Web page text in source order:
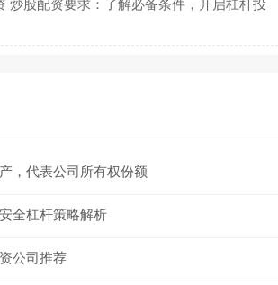
，代表公司所有权份额
全杠杆策略解析
公司推荐